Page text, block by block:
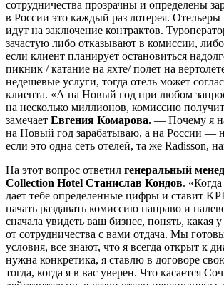
сотрудничества прозрачны и определены
в России это каждый раз лотерея. Отельеры
идут на заключение контрактов.
зачастую либо отказывают в комиссии,
если клиент планирует остановиться
пикник / катание на яхте/ полет на
недешевые услуги, тогда отель может
клиента. «А на Новый год при любом
на несколько миллионов, комиссию
замечает Евгения Комарова. — Почему я
на Новый год зарабатываю, а на России —
если это одна сеть отелей, та же Radisson,
На этот вопрос ответил генеральный
Collection Hotel Станислав Кондов.
дает тебе определенные цифры и ставит
начать раздавать комиссию направо и
сначала увидеть ваш бизнес, понять, какая у
от сотрудничества с вами отдача. Мы
условия, все знают, что я всегда открыт к
нужна конкретика, я ставлю в договоре
тогда, когда я в вас уверен. Что касается